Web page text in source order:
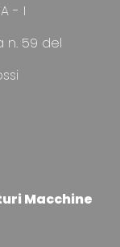
- I
n. 59 del
Macchine